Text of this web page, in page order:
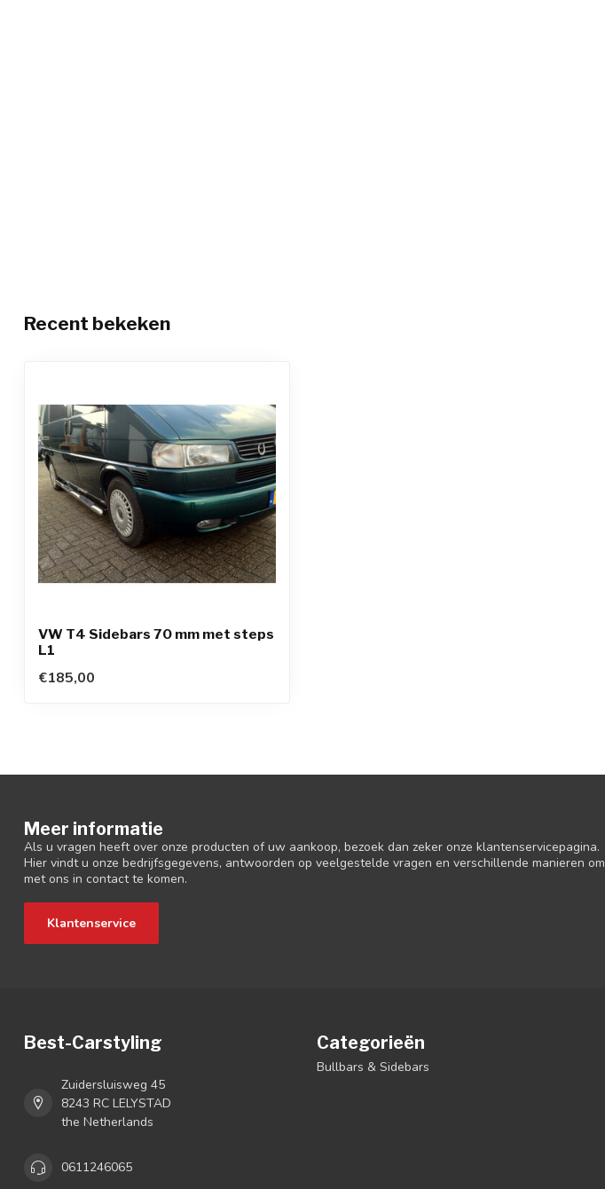
Recent bekeken
VW T4 Sidebars 70 mm met steps
L1
€185,00
Meer informatie
Als u vragen heeft over onze producten of uw aankoop, bezoek dan zeker onze klantenservicepagina.
Hier vindt u onze bedrijfsgegevens, antwoorden op veelgestelde vragen en verschillende manieren om
met ons in contact te komen.
Klantenservice
Best-Carstyling
Zuidersluisweg 45
8243 RC LELYSTAD
the Netherlands
0611246065
Categorieën
Bullbars & Sidebars